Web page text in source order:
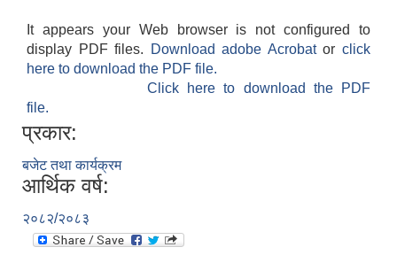
It appears your Web browser is not configured to
display PDF files.
Download adobe Acrobatorclick
here to download the PDF file.
Click here to download the PDF
file.
प्रकार:
बजेट तथा कार्यक्रम
आर्थिक वर्ष:
२०८२/२०८३